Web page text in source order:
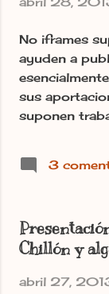
No iframes
ayuden a
sus
suponen
ellas de una
dejar que se
difúndelo,
periódico
3
Chillón y
abril 27,